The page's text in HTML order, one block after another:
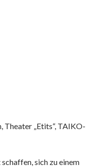
„Etits“, TAIKO-
sich zu einem